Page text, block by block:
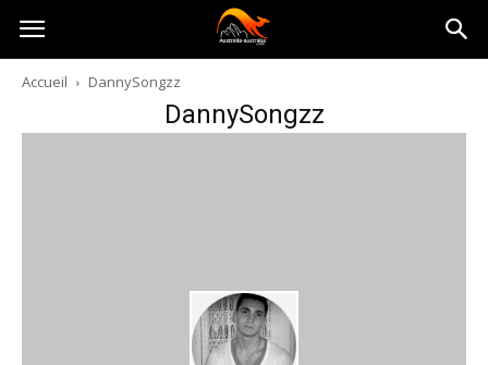
Australia-
australie.com
Accueil DannySongzz
DannySongzz